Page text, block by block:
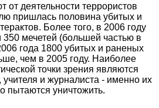
от деятельности террористов
пришлась половина убитых и
Более того, в 2006 году
350 мечетей (большей частью в
года 1800 убитых и раненых
чем в 2005 году. Наиболее
точки зрения являются
и журналиста - именно их
пытаются уничтожить.